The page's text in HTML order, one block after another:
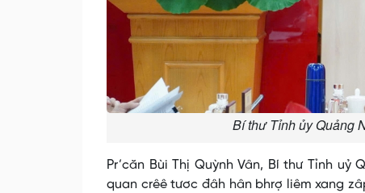
Bí thư Tỉnh ủy Quảng
Pr’căn Bùi Thị Quỳnh Vân, Bí thư Tỉnh
quan crêê tươc đâh hân bhrợ liêm xang